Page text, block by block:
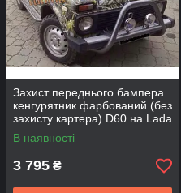
Захист переднього бампера
кенгурятник фарбований (без
захисту картера) D60 на Lada
Niva 2121-21214
В наявності
3 795 ₴